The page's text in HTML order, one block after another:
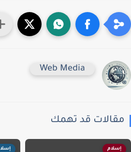
Web Media
قد تهمك
إسلام إسلام